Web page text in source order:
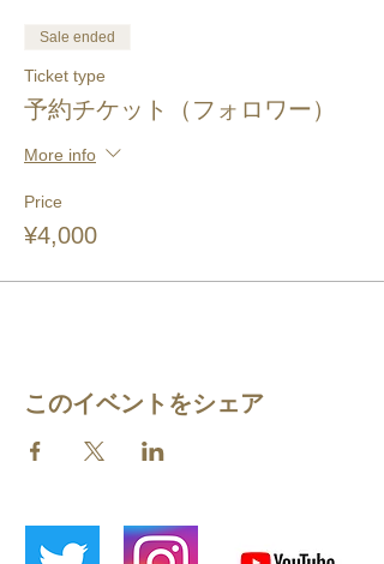
Sale ended
Ticket type
予約チケット（フォロワー）
More info
Price
¥4,000
このイベントをシェア